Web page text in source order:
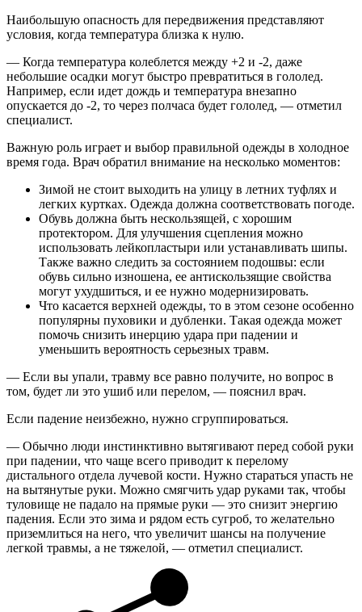
Наибольшую опасность для передвижения представляют
условия, когда температура близка к нулю.
— Когда температура колеблется между +2 и -2, даже
небольшие осадки могут быстро превратиться в гололед.
Например, если идет дождь и температура внезапно
опускается до -2, то через полчаса будет гололед, — отметил
специалист.
Важную роль играет и выбор правильной одежды в холодное
время года. Врач обратил внимание на несколько моментов:
Зимой не стоит выходить на улицу в летних туфлях и
легких куртках. Одежда должна соответствовать погоде.
Обувь должна быть нескользящей, с хорошим
протектором. Для улучшения сцепления можно
использовать лейкопластыри или устанавливать шипы.
Также важно следить за состоянием подошвы: если
обувь сильно изношена, ее антискользящие свойства
могут ухудшиться, и ее нужно модернизировать.
Что касается верхней одежды, то в этом сезоне особенно
популярны пуховики и дубленки. Такая одежда может
помочь снизить инерцию удара при падении и
уменьшить вероятность серьезных травм.
— Если вы упали, травму все равно получите, но вопрос в
том, будет ли это ушиб или перелом, — пояснил врач.
Если падение неизбежно, нужно сгруппироваться.
— Обычно люди инстинктивно вытягивают перед собой руки
при падении, что чаще всего приводит к перелому
дистального отдела лучевой кости. Нужно стараться упасть не
на вытянутые руки. Можно смягчить удар руками так, чтобы
туловище не падало на прямые руки — это снизит энергию
падения. Если это зима и рядом есть сугроб, то желательно
приземлиться на него, что увеличит шансы на получение
легкой травмы, а не тяжелой, — отметил специалист.